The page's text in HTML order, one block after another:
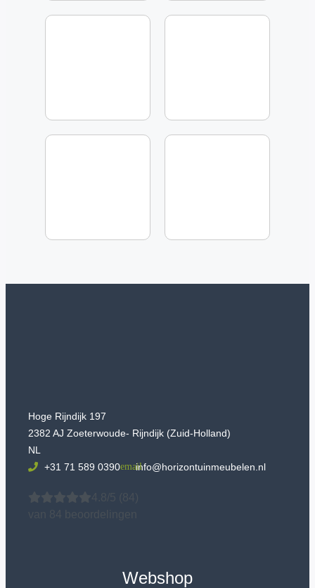
Hoge Rijndijk 197
2382 AJ Zoeterwoude- Rijndijk (Zuid-Holland)
NL
+31 71 589 0390
info@horizontuinmeubelen.nl
4.8/5
(84)
van 84 beoordelingen
Webshop